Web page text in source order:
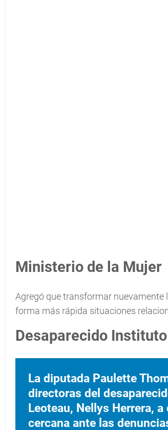
Ministerio de la Mujer
Agregó que transformar
forma más rápida situaciones
Desaparecido
La diputada Paulette
directoras del
Leoteau, Nellys Herrera,
cercana ante las